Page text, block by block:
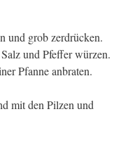
und grob zerdrücken.
und Pfeffer würzen.
Pfanne anbraten.
mit den Pilzen und